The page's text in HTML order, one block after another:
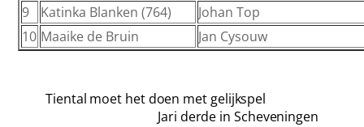
9
Katinka Blanken (764)
Johan Top
10 Maaike de Bruin Jan Cysouw
Tiental moet het doen met gelijkspel
Jari derde in Scheveningen